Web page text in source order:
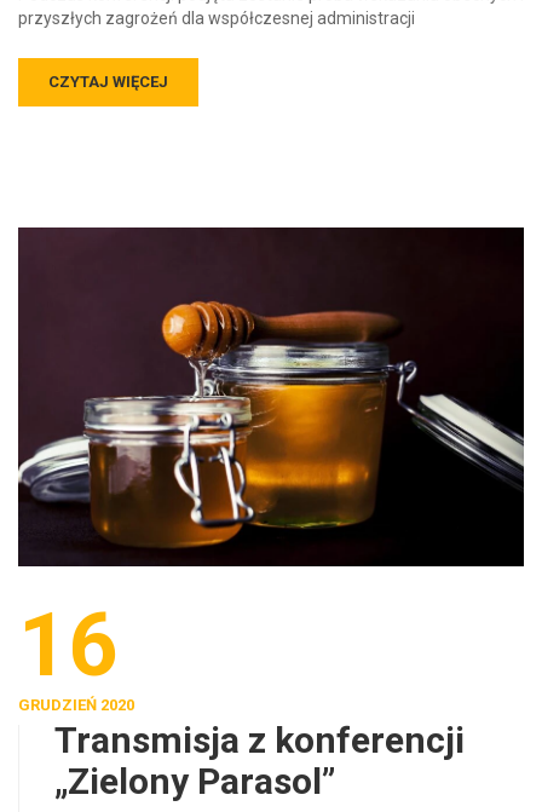
przyszłych zagrożeń dla współczesnej administracji
CZYTAJ WIĘCEJ
16
GRUDZIEŃ 2020
Transmisja z konferencji
„Zielony Parasol”